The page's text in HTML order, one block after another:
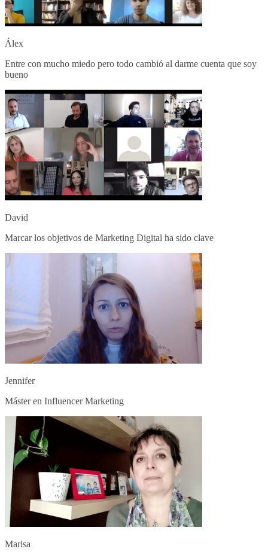
Álex
Entre con mucho miedo pero todo cambió al darme cuenta que soy
bueno
David
Marcar los objetivos de Marketing Digital ha sido clave
Jennifer
Máster en Influencer Marketing
Marisa